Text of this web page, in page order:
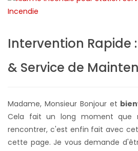
Intervention Rapide :
& Service de
Madame, Monsieur Bonjour et
Cela fait un long moment que
rencontrer, c'est enfin fait avec
cette page. Je vous demande